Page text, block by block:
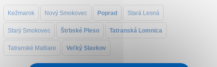
Atrakce
Kežmarok Nový Smokovec Poprad Stará Lesná
Starý Smokovec Štrbské Pleso Tatranská Lomnica
Tatranské Matliare Veľký Slavkov